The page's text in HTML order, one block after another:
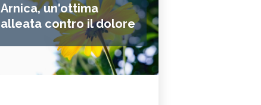
Arnica, un'ottima
alleata contro il dolore